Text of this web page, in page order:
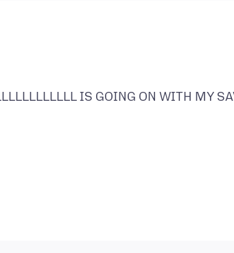
IS GOING ON WITH MY